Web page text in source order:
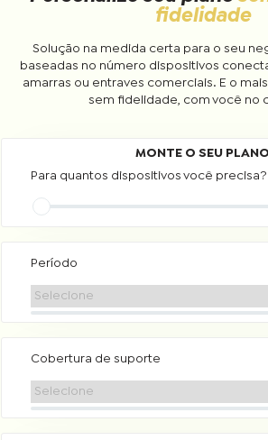
fidelidade
Solução na medida certa para o seu
baseadas no número dispositivos
amarras ou entraves comerciais. E o
sem fidelidade, com você no
Para quantos dispositivos você precisa?
Período
Cobertura de suporte